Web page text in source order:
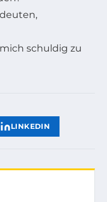
schuldig zu
LINKEDIN